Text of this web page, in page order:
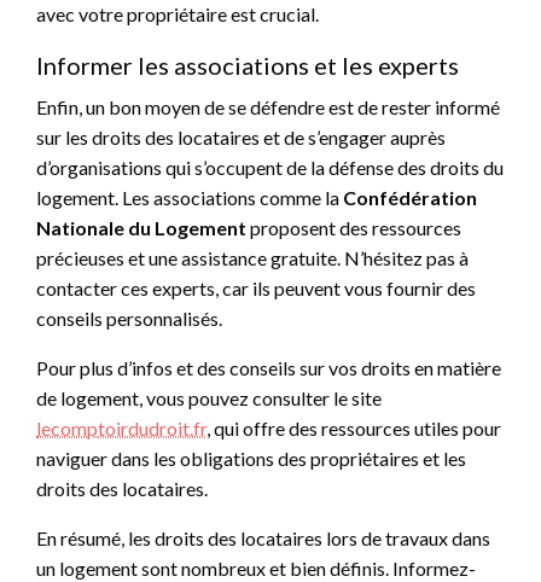
avec votre propriétaire est crucial.
Informer les associations et les experts
Enfin, un bon moyen de se défendre est de rester informé
sur les droits des locataires et de s’engager auprès
d’organisations qui s’occupent de la défense des droits du
logement. Les associations comme la Confédération
Nationale du Logement proposent des ressources
précieuses et une assistance gratuite. N’hésitez pas à
contacter ces experts, car ils peuvent vous fournir des
conseils personnalisés.
Pour plus d’infos et des conseils sur vos droits en matière
de logement, vous pouvez consulter le site
lecomptoirdudroit.fr, qui offre des ressources utiles pour
naviguer dans les obligations des propriétaires et les
droits des locataires.
En résumé, les droits des locataires lors de travaux dans
un logement sont nombreux et bien définis. Informez-